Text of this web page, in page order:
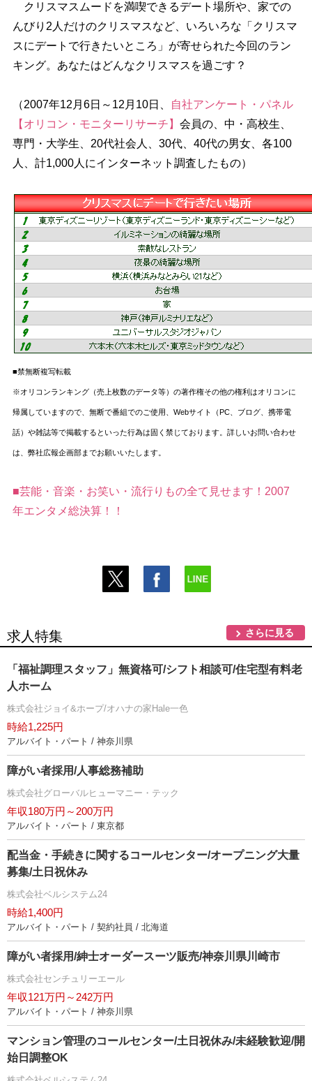
クリスマスムードを満喫できるデート場所や、家での
んびり2人だけのクリスマスなど、いろいろな「クリスマ
スにデートで行きたいところ」が寄せられた今回のラン
キング。あなたはどんなクリスマスを過ごす？
（2007年12月6日～12月10日、
自社アンケート・パネル
【オリコン・モニターリサーチ】 会員の、中・高校生、
専門・大学生、20代社会人、30代、40代の男女、各100
人、計1,000人にインターネット調査したもの）
■禁無断複写転載
※オリコンランキング（売上枚数のデータ等）の著作権その他の権利はオリコンに
帰属していますので、無断で番組でのご使用、Webサイト（PC、ブログ、携帯電
話）や雑誌等で掲載するといった行為は固く禁じております。詳しいお問い合わせ
は、弊社広報企画部までお願いいたします。
■芸能・音楽・お笑い・流行りもの全て見せます！2007
年エンタメ総決算！！
求人特集 さらに見る
「福祉調理スタッフ」無資格可/シフト相談可/住宅型有料老
人ホーム
株式会社ジョイ&ホープ/オハナの家Hale一色
時給1,225円
アルバイト・パート / 神奈川県
障がい者採用/人事総務補助
株式会社グローバルヒューマニー・テック
年収180万円～200万円
アルバイト・パート / 東京都
配当金・手続きに関するコールセンター/オープニング大量
募集/土日祝休み
株式会社ベルシステム24
時給1,400円
アルバイト・パート / 契約社員 / 北海道
障がい者採用/紳士オーダースーツ販売/神奈川県川崎市
株式会社センチュリーエール
年収121万円～242万円
アルバイト・パート / 神奈川県
マンション管理のコールセンター/土日祝休み/未経験歓迎/開
始日調整OK